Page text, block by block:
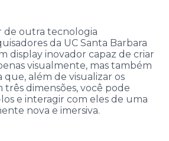
de outra tecnologia
da UC Santa Barbara
display inovador capaz de criar
visualmente, mas também
que, além de visualizar os
três dimensões, você pode
e interagir com eles de uma
nova e imersiva.